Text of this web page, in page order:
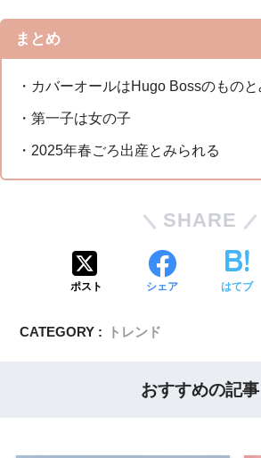
まとめ
・カバーオールはHugo Bossのもの
・第一子は女の子
・2025年春ごろ出産とみられる
SHARE
ポスト シェア はてブ
CATEGORY : トレンド
おすすめの記事